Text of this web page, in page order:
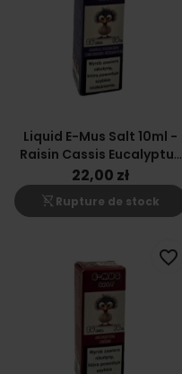
Liquid E-Mus Salt 10ml -
Raisin Cassis Eucalyptus
20mg
22,00 zł
shopping_cart_off Rupture de stock
favorite_border